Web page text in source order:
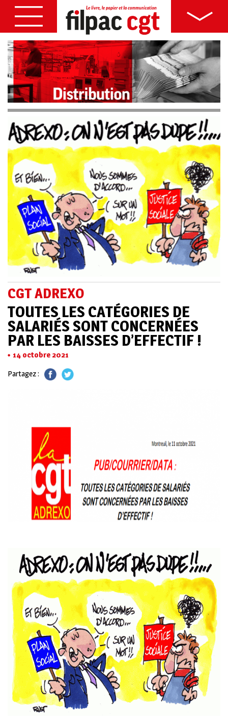
CGT ADREXO
TOUTES LES CATÉGORIES DE
SALARIÉS SONT CONCERNÉES
PAR LES BAISSES D’EFFECTIF !
14 octobre 2021
Partagez :